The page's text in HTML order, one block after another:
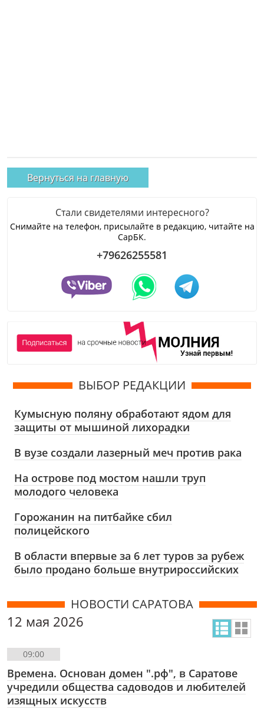
Вернуться на главную
Стали свидетелями интересного?
Снимайте на телефон, присылайте в редакцию, читайте на
СарБК.
+79626255581
ВЫБОР РЕДАКЦИИ
Кумысную поляну обработают ядом для
защиты от мышиной лихорадки
В вузе создали лазерный меч против рака
На острове под мостом нашли труп
молодого человека
Горожанин на питбайке сбил
полицейского
В области впервые за 6 лет туров за рубеж
было продано больше внутрироссийских
НОВОСТИ САРАТОВА
12 мая 2026
09:00
Времена. Основан домен ".рф", в Саратове
учредили общества садоводов и любителей
изящных искусств